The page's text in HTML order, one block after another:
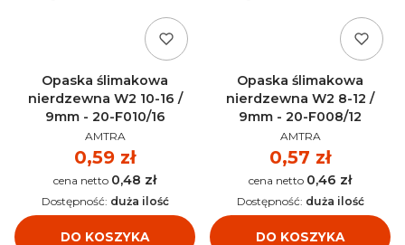
Opaska ślimakowa
nierdzewna W2 10-16 /
9mm - 20-F010/16
PRODUCENT
AMTRA
Cena
0,59 zł
Cena 0,48 zł
DO KOSZYKA
Dostępność: duża ilość
Opaska ślimakowa
nierdzewna W2 8-12 /
9mm - 20-F008/12
PRODUCENT
AMTRA
Cena
0,57 zł
Cena 0,46 zł
DO KOSZYKA
Dostępność: duża ilość